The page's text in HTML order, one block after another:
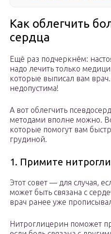
Как облегчить
сердца
Ещё раз подчеркнём:
надо лечить только
которые выписал вам врач.
недопустима!
А вот облегчить
методами вполне можно.
которые помогут вам
грудиной.
1. Примите
Этот совет — для случая,
может быть связана с
врач ранее уже
Нитроглицерин поможет